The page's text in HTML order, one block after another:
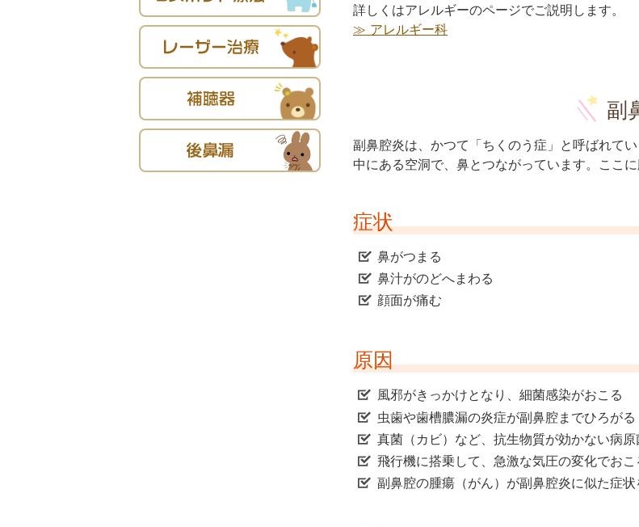
詳しくはアレルギーのページでご説明します。
≫ アレルギー科
副
副鼻腔炎は、かつて「ちくのう症」と呼ばれて
中にある空洞で、鼻とつながっています。ここに
症状
鼻がつまる
鼻汁がのどへまわる
顔面が痛む
原因
風邪がきっかけとなり、細菌感染がおこる
虫歯や歯槽膿漏の炎症が副鼻腔までひろがる
真菌（カビ）など、抗生物質が効かない病原
飛行機に搭乗して、急激な気圧の変化でおこ
副鼻腔の腫瘍（がん）が副鼻腔炎に似た症状